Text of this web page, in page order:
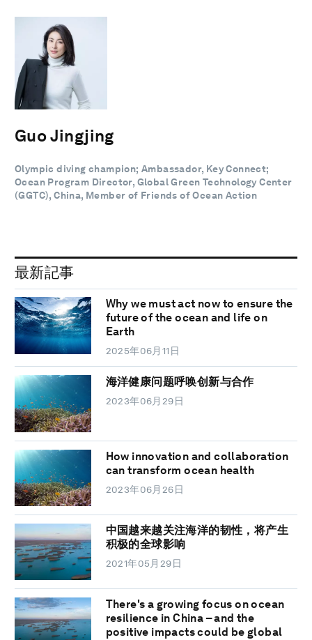
Guo Jingjing
Olympic diving champion; Ambassador, Key Connect;
Ocean Program Director, Global Green Technology Center
(GGTC), China, Member of Friends of Ocean Action
最新記事
Why we must act now to ensure the
future of the ocean and life on
Earth
2025年06月11日
海洋健康问题呼唤创新与合作
2023年06月29日
How innovation and collaboration
can transform ocean health
2023年06月26日
中国越来越关注海洋的韧性，将产生
积极的全球影响
2021年05月29日
There's a growing focus on ocean
resilience in China – and the
positive impacts could be global